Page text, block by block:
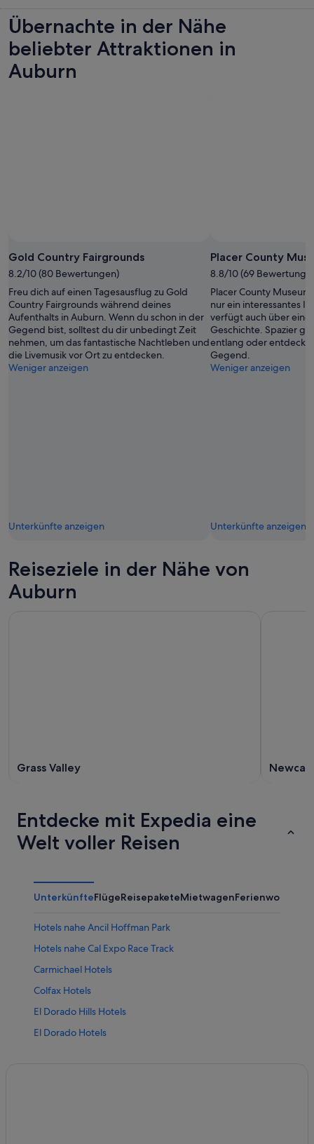
Übernachte in der Nähe
beliebter Attraktionen in
Auburn
Gold Country Fairgrounds
8.2/10 (80 Bewertungen)
Freu dich auf einen Tagesausflug zu Gold
Country Fairgrounds während deines
Aufenthalts in Auburn. Wenn du schon in der
Gegend bist, solltest du dir unbedingt Zeit
nehmen, um das fantastische Nachtleben und
die Livemusik vor Ort zu entdecken.
Weniger anzeigen
Unterkünfte anzeigen
Placer County
8.8/10 (69
Placer County
nur ein interessantes
verfügt auch über eine
Geschichte. Spazier
entlang oder entdecke
Gegend.
Weniger anzeigen
Unterkünfte anzeigen
Reiseziele in der Nähe von
Auburn
Grass Valley
Entdecke mit Expedia eine
Welt voller Reisen
UnterkünfteFlügeReisepaketeMietwagen
Hotels nahe Ancil Hoffman Park
Hotels nahe Cal Expo Race Track
Carmichael Hotels
Colfax Hotels
El Dorado Hills Hotels
El Dorado Hotels